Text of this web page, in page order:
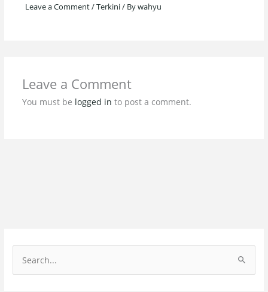
Leave a Comment/Terkini/ Bywahyu
Leave a Comment
You must be logged in to post a comment.
e